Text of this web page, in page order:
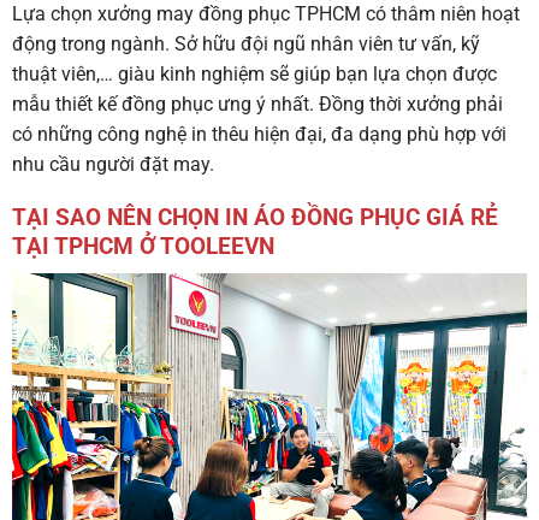
Lựa chọn xưởng may đồng phục TPHCM có thâm niên hoạt
động trong ngành. Sở hữu đội ngũ nhân viên tư vấn, kỹ
thuật viên,… giàu kinh nghiệm sẽ giúp bạn lựa chọn được
mẫu thiết kế đồng phục ưng ý nhất. Đồng thời xưởng phải
có những công nghệ in thêu hiện đại, đa dạng phù hợp với
nhu cầu người đặt may.
TẠI SAO NÊN CHỌN IN ÁO ĐỒNG PHỤC GIÁ RẺ
TẠI TPHCM Ở TOOLEEVN